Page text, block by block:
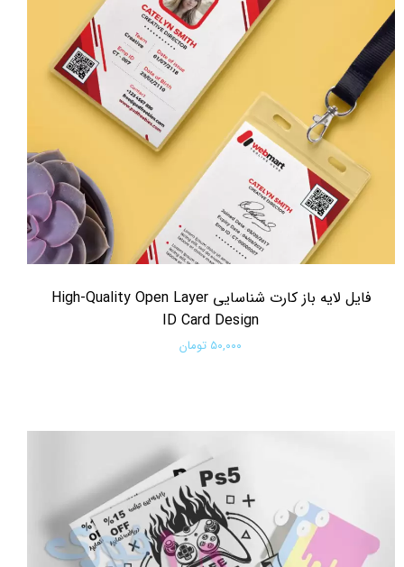
فایل لایه باز کارت شناسایی High-Quality Open Layer
ID Card Design
۵۰,۰۰۰ تومان